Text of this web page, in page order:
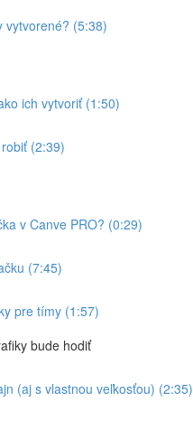
vytvorené? (5:38)
ich vytvoriť (1:50)
(2:39)
v Canve PRO? (0:29)
(7:45)
pre tímy (1:57)
bude hodiť
(aj s vlastnou veľkosťou) (2:35)